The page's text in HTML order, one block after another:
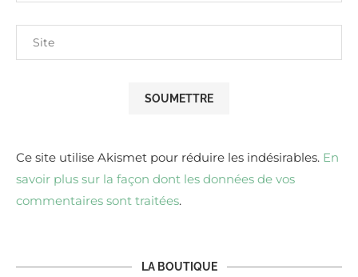
Ce site utilise Akismet pour réduire les indésirables. En
savoir plus sur la façon dont les données de vos
commentaires sont traitées.
LA BOUTIQUE